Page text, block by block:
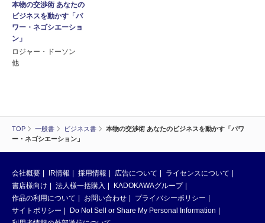
TOP 一般書 ビジネス書
本物の交渉術 あなたのビジネスを動かす「パワ
ー・ネゴシエーション」
本物の交渉術 あなたの
ビジネスを動かす「パ
ワー・ネゴシエーショ
ン」
ロジャー・ドーソン
他
会社概要 IR情報 採用情報 広告について
ライセンスについて
書店様向け
法人様一括購入
KADOKAWAグループ
作品の利用について
お問い合わせ
プライバシーポリシー
サイトポリシー
Do Not Sell or Share My Personal Information